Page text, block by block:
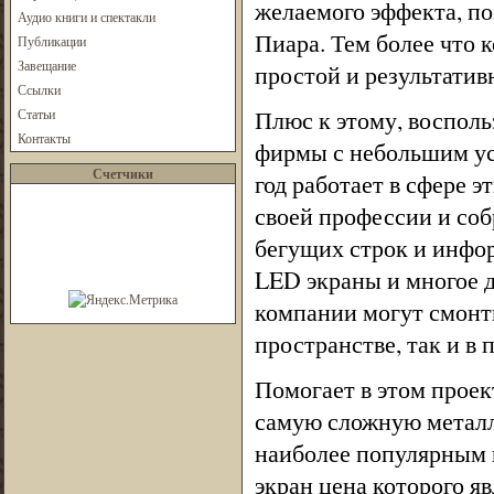
Аудио книги и спектакли
Публикации
Завещание
Ссылки
Статьи
Контакты
Счетчики
желаемого эффекта,
Пиара. Тем более
простой и
Плюс к этому,
фирмы с небольшим
год работает в сфере
своей профессии и
бегущих строк и
LED экраны и многое
компании могут
пространстве, так и
Помогает в этом
самую сложную
наиболее популярным
экран цена которого